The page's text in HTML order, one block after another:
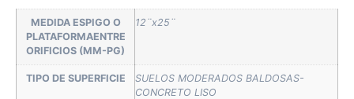
MEDIDA ESPIGO O
PLATAFORMAENTRE
ORIFICIOS (MM-PG)
12¨x25¨
TIPO DE SUPERFICIE
SUELOS MODERADOS BALDOSAS-
CONCRETO LISO